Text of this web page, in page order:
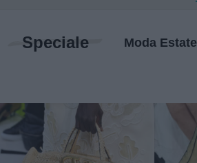
Speciale Moda Estate